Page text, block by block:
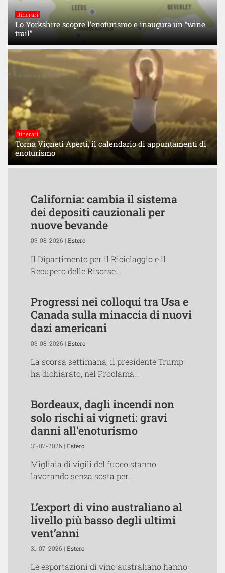
Itinerari
Lo Yorkshire scopre l’enoturismo e inaugura un “wine
trail”
Itinerari
Torna Vigneti Aperti, il calendario di appuntamenti di
enoturismo
California: cambia il sistema
dei depositi cauzionali per
nuove bevande
03-08-2026 | Estero
Il Dipartimento per il Riciclaggio e il
Recupero delle Risorse...
Progressi nei colloqui tra Usa e
Canada sulla minaccia di nuovi
dazi americani
03-08-2026 | Estero
La scorsa settimana, il presidente Trump
ha dichiarato, nel Proclama...
Bordeaux, dagli incendi non
solo rischi ai vigneti: gravi
danni all’enoturismo
31-07-2026 | Estero
Migliaia di vigili del fuoco stanno
lavorando senza sosta per...
L’export di vino australiano al
livello più basso degli ultimi
vent’anni
31-07-2026 | Estero
Le esportazioni di vino australiano hanno